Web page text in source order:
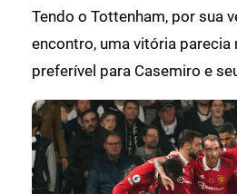
Tendo o Tottenham, por sua
encontro, uma vitória parecia
preferível para Casemiro e